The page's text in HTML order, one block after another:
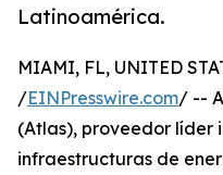
Latinoamérica.
MIAMI, FL, UNITED
/EINPresswire.com/ --
(Atlas), proveedor líder
infraestructuras de